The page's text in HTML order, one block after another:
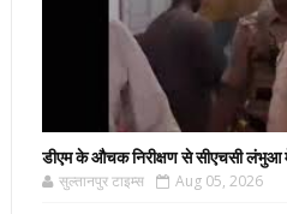
डीएम के औचक निरीक्षण से सीएचसी लंभुआ
सुल्तानपुर टाइम्स Aug 05, 2026